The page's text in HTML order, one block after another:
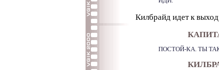
Килбрайд идет к
ПОСТОЙ-КА. ТЫ